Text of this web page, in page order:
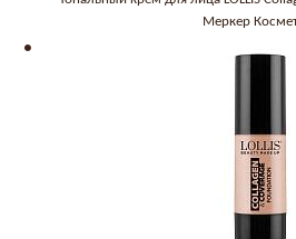
Меркер